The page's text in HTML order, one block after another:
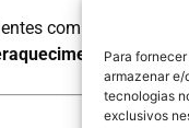
Para
armazenar e/
tecnologias
exclusivos
com
e